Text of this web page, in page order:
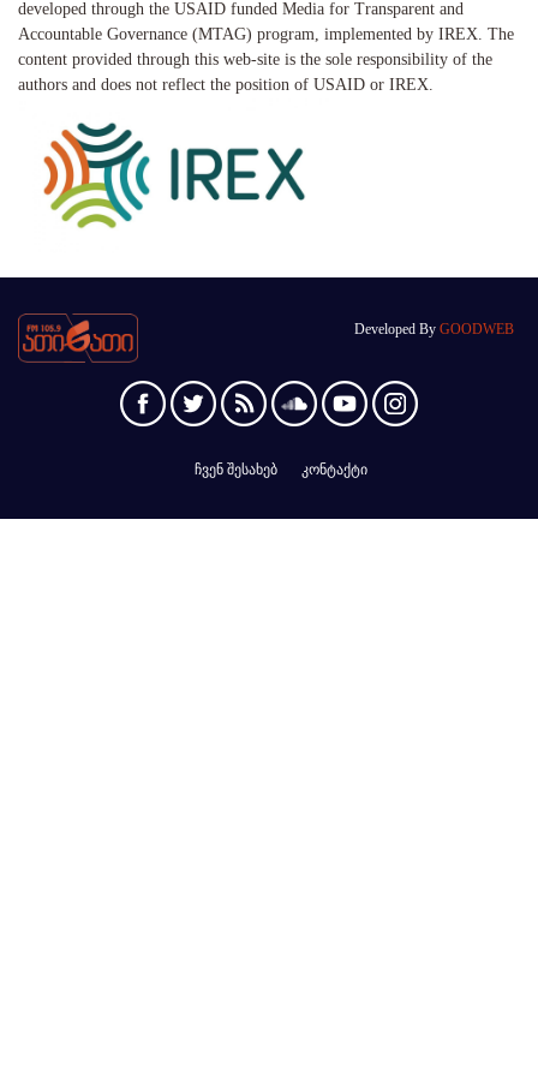
developed through the USAID funded Media for Transparent and
Accountable Governance (MTAG) program, implemented by IREX. The
content provided through this web-site is the sole responsibility of the
authors and does not reflect the position of USAID or IREX.
Developed By GOODWEB
ჩვენ შესახებ კონტაქტი